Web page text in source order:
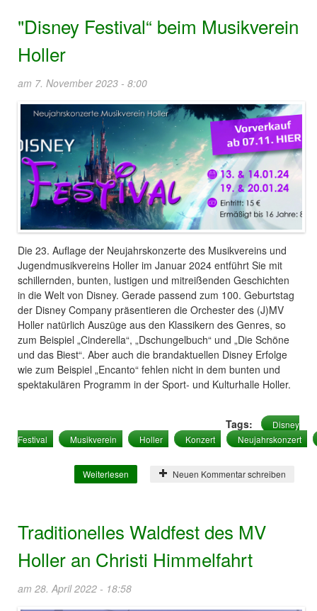
"Disney Festival“ beim Musikverein
Holler
am 7. November 2023 - 8:00
Die 23. Auflage der Neujahrskonzerte des Musikvereins und
Jugendmusikvereins Holler im Januar 2024 entführt Sie mit
schillernden, bunten, lustigen und mitreißenden Geschichten
in die Welt von Disney. Gerade passend zum 100. Geburtstag
der Disney Company präsentieren die Orchester des (J)MV
Holler natürlich Auszüge aus den Klassikern des Genres, so
zum Beispiel „Cinderella“, „Dschungelbuch“ und „Die Schöne
und das Biest“. Aber auch die brandaktuellen Disney Erfolge
wie zum Beispiel „Encanto“ fehlen nicht in dem bunten und
spektakulären Programm in der Sport- und Kulturhalle Holler.
Tags:
Disney
Festival
Musikverein Holler Konzert Neujahrskonzert
Weiterlesen
über "Disney Festival“ beim Musikverein
Neuen Kommentar schreiben
Traditionelles Waldfest des MV
Holler an Christi Himmelfahrt
am 28. April 2022 - 18:58